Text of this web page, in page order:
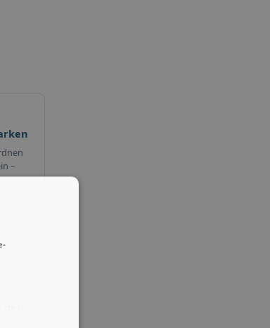
–